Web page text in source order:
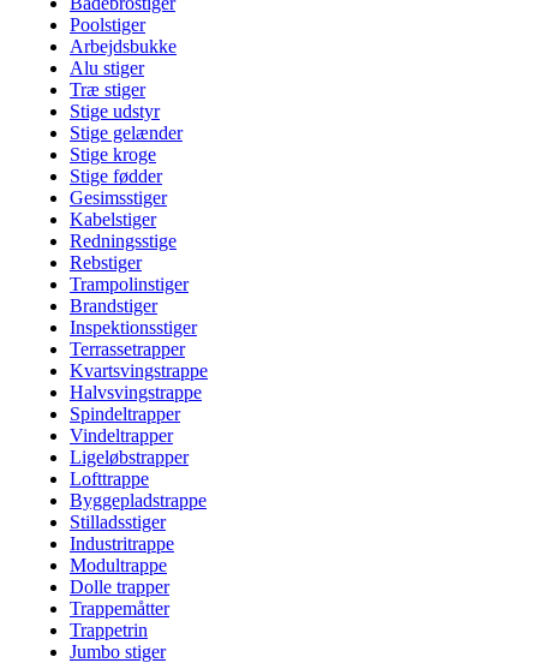
Poolstiger
Arbejdsbukke
Alu stiger
Træ stiger
Stige udstyr
Stige gelænder
Stige kroge
Stige fødder
Gesimsstiger
Kabelstiger
Redningsstige
Rebstiger
Trampolinstiger
Brandstiger
Inspektionsstiger
Terrassetrapper
Kvartsvingstrappe
Halvsvingstrappe
Spindeltrapper
Vindeltrapper
Ligeløbstrapper
Lofttrappe
Byggepladstrappe
Stilladsstiger
Industritrappe
Modultrappe
Dolle trapper
Trappemåtter
Trappetrin
Jumbo stiger